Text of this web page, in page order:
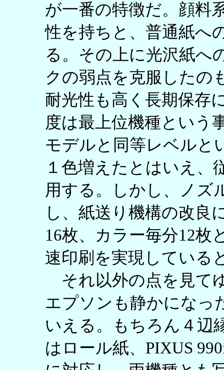
が一番の特徴だ。顔料
性を持ちと、普通紙へ
る。その上に光沢紙へ
クの弱点を克服したの
耐光性も高く長期保存
度は最上位機種という
モデルと同等レベルと
１色増えたとはいえ、
用する。しかし、ノズ
し、紙送り機構の改良
16枚、カラー毎分12枚
速印刷を実現している
それ以外の点を見て
エプソンも静かになっ
いえる。もちろん４辺
はロール紙、PIXUS